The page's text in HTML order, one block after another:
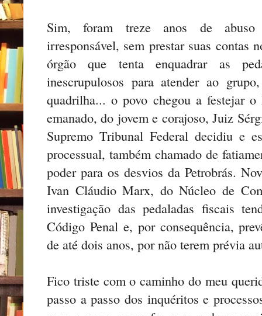
Sim, foram treze anos de abuso
irresponsável, sem prestar suas contas
órgão que tenta enquadrar as
inescrupulosos para atender ao
quadrilha... o povo chegou a festejar
emanado, do jovem e corajoso, Juiz
Supremo Tribunal Federal decidiu e
processual, também chamado de
poder para os desvios da Petrobrás.
Ivan Cláudio Marx, do Núcleo de
investigação das pedaladas fiscais
Código Penal e, por consequência,
de até dois anos, por não terem prévia
Fico triste com o caminho do meu
passo a passo dos inquéritos e